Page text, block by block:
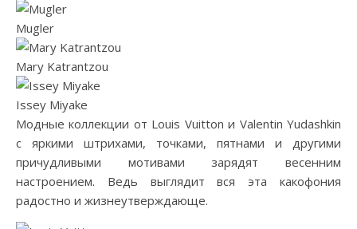
Mugler
Mary Katrantzou
Issey Miyake
Модные коллекции от Louis Vuitton и Valentin Yudashkin
с яркими штрихами, точками, пятнами и другими
причудливыми мотивами зарядят весенним
настроением. Ведь выглядит вся эта какофония
радостно и жизнеутверждающе.